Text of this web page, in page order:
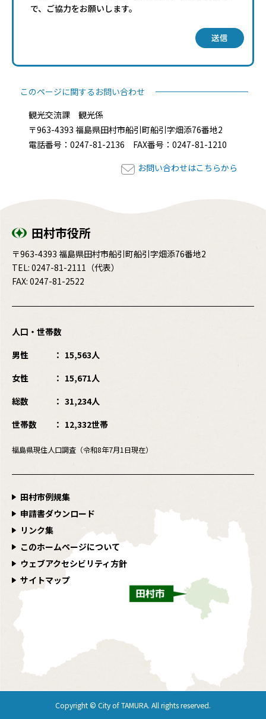
で、ご協力をお願いします。
送信
このページに関するお問い合わせ
観光交流課 観光係
〒963-4393 福島県田村市船引町船引字畑添76番地2
電話番号：0247-81-2136 FAX番号：0247-81-1210
お問い合わせはこちらから
田村市役所
〒963-4393 福島県田村市船引町船引字畑添76番地2
TEL: 0247-81-2111 （代表）
FAX: 0247-81-2522
人口・世帯数
男性
15,563人
女性
15,671人
総数
31,234人
世帯数
12,332世帯
福島県現住人口調査（令和8年7月1日現在）
田村市例規集
申請書ダウンロード
リンク集
このホームページについて
ウェブアクセシビリティ方針
サイトマップ
Copyright © City of TAMURA. All rights reserved.